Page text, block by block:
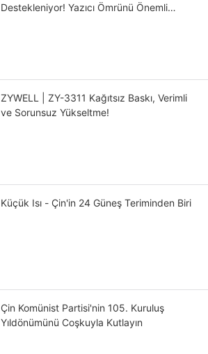
Destekleniyor! Yazıcı Ömrünü Önemli
ZYWELL | ZY-3311 Kağıtsız Baskı, Verimli
ve Sorunsuz Yükseltme!
Küçük Isı - Çin'in 24 Güneş Teriminden Biri
Çin Komünist Partisi'nin 105. Kuruluş
Yıldönümünü Coşkuyla Kutlayın